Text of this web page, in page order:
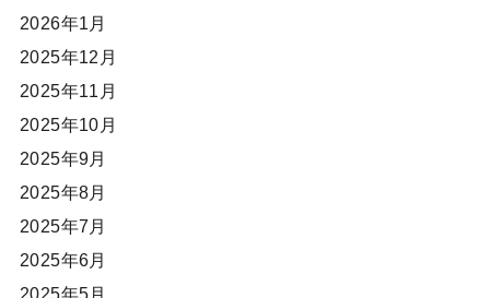
2026年1月
2025年12月
2025年11月
2025年10月
2025年9月
2025年8月
2025年7月
2025年6月
2025年5月